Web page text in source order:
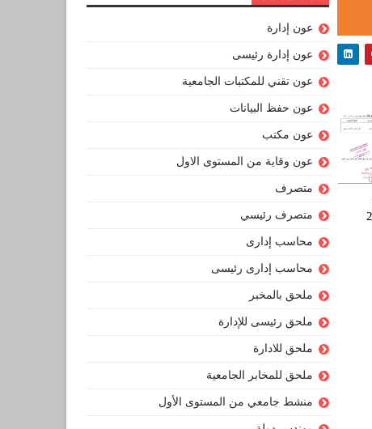
عون إدارة
عون إدارة رئيسى
عون تقني للمكتبات الجامعية
عون حفظ البيانات
عون مكتب
عون وقاية من المستوى الاول
متصرف
متصرف رئيسي
محاسب إدارى
محاسب إدارى رئيسى
ملحق بالمخبر
ملحق رئيسى للإدارة
ملحق للادارة
ملحق للمخابر الجامعية
منشط جامعي من المستوى الأول